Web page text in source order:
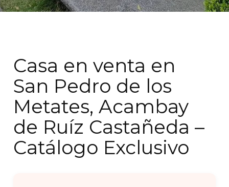
Casa en venta en
San Pedro de los
Metates, Acambay
de Ruíz Castañeda –
Catálogo Exclusivo